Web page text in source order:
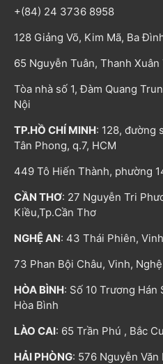
+(84) 24 3736 8958
128 Giảng Võ, Kim Mã, Ba
65 Nguyễn Tuân, Thanh
Tòa nhà số 1, Đàm Quang
Nội
TP.HỒ CHÍ MINH: 128, đường
Tân Phong, q.7, HCM
449 Tô Hiến Thành, phường
CẦN THƠ: 27 Nguyễn Tri
Kiều,Tp.Cần Thơ
NGHỆ AN: 43 Thái Phiên,
73 Phan Bội Châu, Vinh,
HÒA BÌNH: Số 10 Trương
Hòa Bình
LÀO CAI: 65 Trần Phú , Bắc
HẢI PHÒNG: 576 Nguyễn